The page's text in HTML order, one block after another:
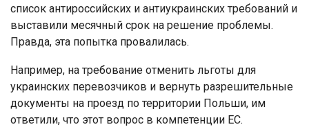
список антироссийских и антиукраинских требований и
выставили месячный срок на решение проблемы.
Правда, эта попытка провалилась.
Например, на требование отменить льготы для
украинских перевозчиков и вернуть разрешительные
документы на проезд по территории Польши, им
ответили, что этот вопрос в компетенции ЕС.